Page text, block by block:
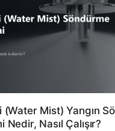
(Water Mist) Yangın
Nedir, Nasıl Çalışır?